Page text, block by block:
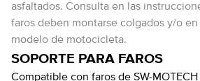
asfaltados. Consulta en las
faros deben montarse colgados y/o
modelo de motocicleta.
SOPORTE PARA FAROS
Compatible con faros de SW-MOTECH